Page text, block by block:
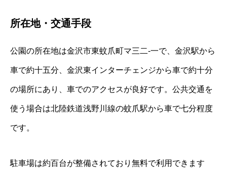
所在地・交通手段
公園の所在地は金沢市東蚊爪町マ三二‐一で、金沢駅から
車で約十五分、金沢東インターチェンジから車で約十分
の場所にあり、車でのアクセスが良好です。公共交通を
使う場合は北陸鉄道浅野川線の蚊爪駅から車で七分程度
です。
駐車場は約百台が整備されており無料で利用できます